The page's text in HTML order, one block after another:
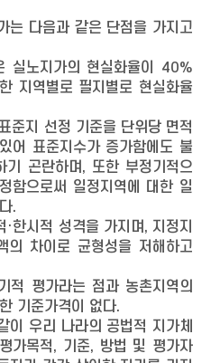
는 다음과 같은 단점을 가지고
실노지가의 현실화율이 40%
지역별로 필지별로 현실화율
준지 선정 기준을 단위당 면적
어 표준지수가 증가함에도 불
기 곤란하며, 또한 부정기적으
함으로써 일정지역에 대한 일
.
한시적 성격을 가지며, 지정지
의 차이로 균형성을 저해하고
적 평가라는 점과 농촌지역의
기준가격이 없다.
이 우리 나라의 공법적 지가체
가목적, 기준, 방법 및 평가자